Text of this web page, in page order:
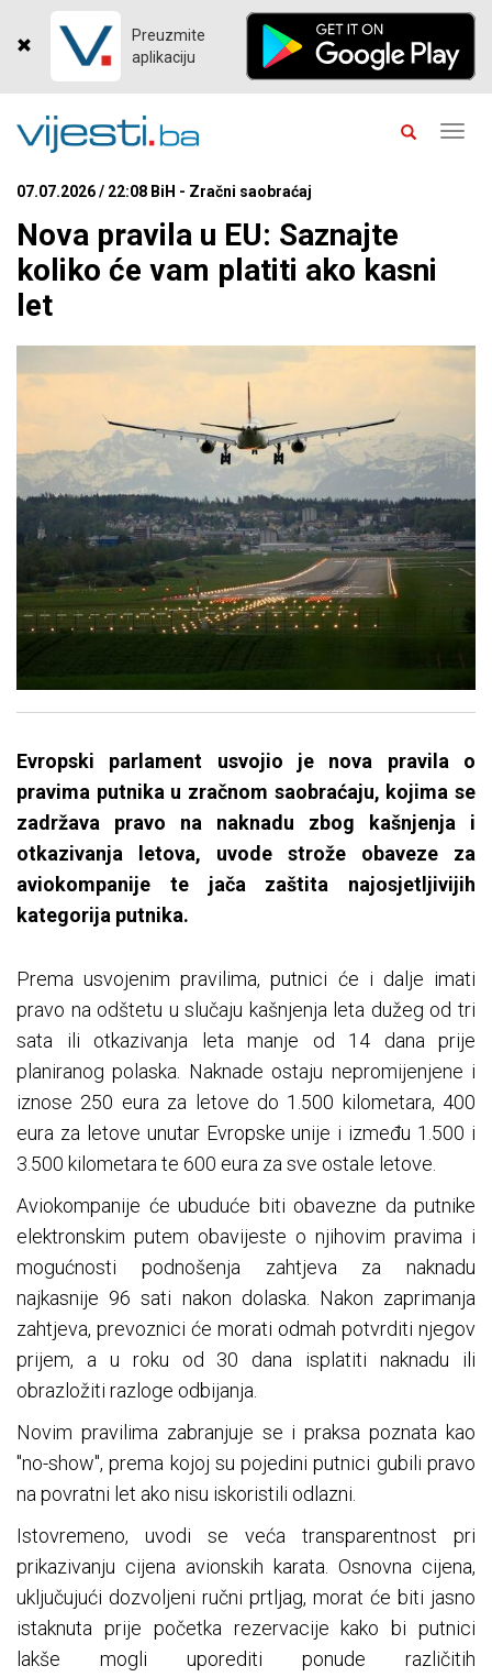
Preuzmite
aplikaciju
07.07.2026 / 22:08 BiH - Zračni saobraćaj
Nova pravila u EU: Saznajte
koliko će vam platiti ako kasni
let
Evropski parlament usvojio je nova pravila o
pravima putnika u zračnom saobraćaju, kojima se
zadržava pravo na naknadu zbog kašnjenja i
otkazivanja letova, uvode strože obaveze za
aviokompanije te jača zaštita najosjetljivijih
kategorija putnika.
Prema usvojenim pravilima, putnici će i dalje imati
pravo na odštetu u slučaju kašnjenja leta dužeg od tri
sata ili otkazivanja leta manje od 14 dana prije
planiranog polaska. Naknade ostaju nepromijenjene i
iznose 250 eura za letove do 1.500 kilometara, 400
eura za letove unutar Evropske unije i između 1.500 i
3.500 kilometara te 600 eura za sve ostale letove.
Aviokompanije će ubuduće biti obavezne da putnike
elektronskim putem obavijeste o njihovim pravima i
mogućnosti podnošenja zahtjeva za naknadu
najkasnije 96 sati nakon dolaska. Nakon zaprimanja
zahtjeva, prevoznici će morati odmah potvrditi njegov
prijem, a u roku od 30 dana isplatiti naknadu ili
obrazložiti razloge odbijanja.
Novim pravilima zabranjuje se i praksa poznata kao
"no-show", prema kojoj su pojedini putnici gubili pravo
na povratni let ako nisu iskoristili odlazni.
Istovremeno, uvodi se veća transparentnost pri
prikazivanju cijena avionskih karata. Osnovna cijena,
uključujući dozvoljeni ručni prtljag, morat će biti jasno
istaknuta prije početka rezervacije kako bi putnici
lakše mogli uporediti ponude različitih